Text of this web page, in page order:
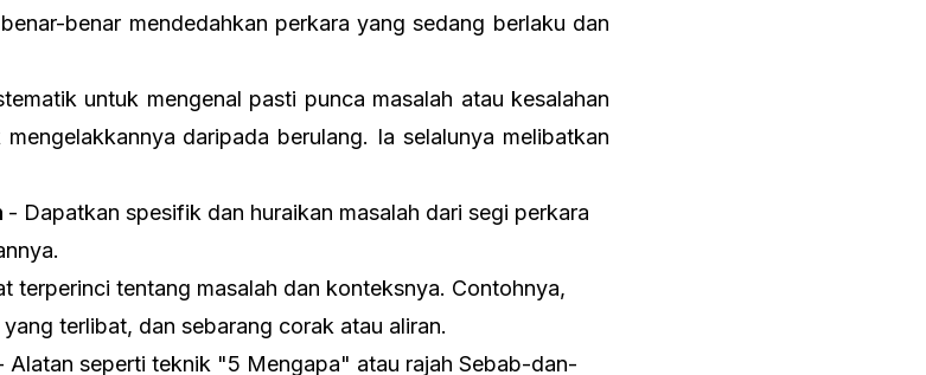
benar mendedahkan perkara yang sedang berlaku dan
untuk mengenal pasti punca masalah atau kesalahan
daripada berulang. Ia selalunya melibatkan
- Dapatkan spesifik dan huraikan masalah dari segi perkara
terperinci tentang masalah dan konteksnya. Contohnya,
terlibat, dan sebarang corak atau aliran.
Alatan seperti teknik "5 Mengapa" atau rajah Sebab-dan-